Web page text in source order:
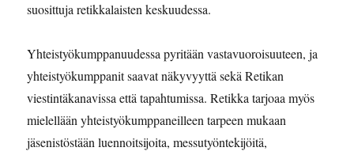
suosittuja retikkalaisten keskuudessa.
Yhteistyökumppanuudessa pyritään vastavuoroisuuteen, ja
yhteistyökumppanit saavat näkyvyyttä sekä Retikan
viestintäkanavissa että tapahtumissa. Retikka tarjoaa myös
mielellään yhteistyökumppaneilleen tarpeen mukaan
jäsenistöstään luennoitsijoita, messutyöntekijöitä,